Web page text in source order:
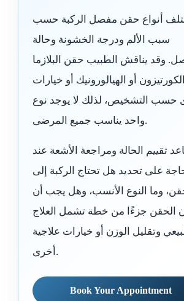
أنواع حقن مفصل الركبة حسب
سبب الألم ودرجة الخشونة وحالة
وقد يناقش الطبيب حقن البلازما
الكورتيزون أو الهيالورونيك أو خيارات
حسب التشخيص، لذلك لا يوجد نوع
واحد يناسب جميع المرضى.
تقييم الحالة ومراجعة الأشعة عند
على تحديد هل تحتاج الركبة إلى
وما النوع الأنسب، وهل يجب أن
الحقن جزءًا من خطة تشمل العلاج
وتقليل الوزن أو خيارات علاجية
أخرى.
Book Your Appointment